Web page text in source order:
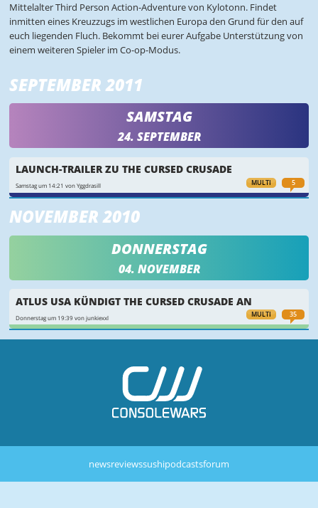
Mittelalter Third Person Action-Adventure von Kylotonn. Findet
inmitten eines Kreuzzugs im westlichen Europa den Grund für den auf
euch liegenden Fluch. Bekommt bei eurer Aufgabe Unterstützung von
einem weiteren Spieler im Co-op-Modus.
SEPTEMBER 2011
SAMSTAG
24. SEPTEMBER
MULTI 5
LAUNCH-TRAILER ZU THE CURSED CRUSADE
Samstag um 14:21 von Yggdrasill
NOVEMBER 2010
DONNERSTAG
04. NOVEMBER
MULTI 35
ATLUS USA KÜNDIGT THE CURSED CRUSADE AN
Donnerstag um 19:39 von junkiexxl
newsreviewssushipodcastsforum